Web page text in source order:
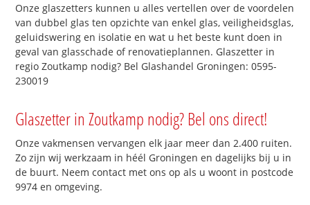
Onze glaszetters kunnen u alles vertellen over de voordelen
van dubbel glas ten opzichte van enkel glas, veiligheidsglas,
geluidswering en isolatie en wat u het beste kunt doen in
geval van glasschade of renovatieplannen. Glaszetter in
regio Zoutkamp nodig? Bel Glashandel Groningen: 0595-
230019
Glaszetter in Zoutkamp nodig? Bel ons direct!
Onze vakmensen vervangen elk jaar meer dan 2.400 ruiten.
Zo zijn wij werkzaam in héél Groningen en dagelijks bij u in
de buurt. Neem contact met ons op als u woont in postcode
9974 en omgeving.